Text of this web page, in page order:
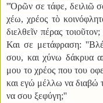
''Ὁρῶν σε τάφε, δειλιῶ
χέω, χρέος τὸ
διελθεῖν πέρας
Και σε μετάφραση: ''
σου, και χύνω δάκρυα
μου το χρέος που του
και εγώ μέλλω να διαβώ
να σου ξεφύγη;''